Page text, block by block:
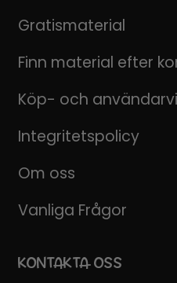
Gratismaterial
Finn material efter
Köp- och
Integritetspolicy
Om oss
Vanliga Frågor
KONTAKTA OSS